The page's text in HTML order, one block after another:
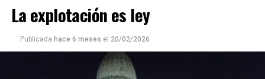
La explotación es ley
Publicada hace 6 meses el 20/02/2026